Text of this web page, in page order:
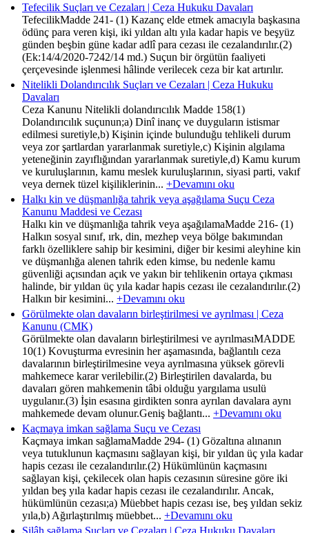
Tefecilik Suçları ve Cezaları | Ceza Hukuku Davaları
TefecilikMadde 241- (1) Kazanç elde etmek amacıyla başkasına
ödünç para veren kişi, iki yıldan altı yıla kadar hapis ve beşyüz
günden beşbin güne kadar adlî para cezası ile cezalandırılır.(2)
(Ek:14/4/2020-7242/14 md.) Suçun bir örgütün faaliyeti
çerçevesinde işlenmesi hâlinde verilecek ceza bir kat artırılır.
Nitelikli Dolandırıcılık Suçları ve Cezaları | Ceza Hukuku
Davaları
Ceza Kanunu Nitelikli dolandırıcılık Madde 158(1)
Dolandırıcılık suçunun;a) Dinî inanç ve duyguların istismar
edilmesi suretiyle,b) Kişinin içinde bulunduğu tehlikeli durum
veya zor şartlardan yararlanmak suretiyle,c) Kişinin algılama
yeteneğinin zayıflığından yararlanmak suretiyle,d) Kamu kurum
ve kuruluşlarının, kamu meslek kuruluşlarının, siyasi parti, vakıf
veya dernek tüzel kişiliklerinin... +Devamını oku
Halkı kin ve düşmanlığa tahrik veya aşağılama Suçu Ceza
Kanunu Maddesi ve Cezası
Halkı kin ve düşmanlığa tahrik veya aşağılamaMadde 216- (1)
Halkın sosyal sınıf, ırk, din, mezhep veya bölge bakımından
farklı özelliklere sahip bir kesimini, diğer bir kesimi aleyhine kin
ve düşmanlığa alenen tahrik eden kimse, bu nedenle kamu
güvenliği açısından açık ve yakın bir tehlikenin ortaya çıkması
halinde, bir yıldan üç yıla kadar hapis cezası ile cezalandırılır.(2)
Halkın bir kesimini... +Devamını oku
Görülmekte olan davaların birleştirilmesi ve ayrılması | Ceza
Kanunu (CMK)
Görülmekte olan davaların birleştirilmesi ve ayrılmasıMADDE
10(1) Kovuşturma evresinin her aşamasında, bağlantılı ceza
davalarının birleştirilmesine veya ayrılmasına yüksek görevli
mahkemece karar verilebilir.(2) Birleştirilen davalarda, bu
davaları gören mahkemenin tâbi olduğu yargılama usulü
uygulanır.(3) İşin esasına girdikten sonra ayrılan davalara aynı
mahkemede devam olunur.Geniş bağlantı... +Devamını oku
Kaçmaya imkan sağlama Suçu ve Cezası
Kaçmaya imkan sağlamaMadde 294- (1) Gözaltına alınanın
veya tutuklunun kaçmasını sağlayan kişi, bir yıldan üç yıla kadar
hapis cezası ile cezalandırılır.(2) Hükümlünün kaçmasını
sağlayan kişi, çekilecek olan hapis cezasının süresine göre iki
yıldan beş yıla kadar hapis cezası ile cezalandırılır. Ancak,
hükümlünün cezası;a) Müebbet hapis cezası ise, beş yıldan sekiz
yıla,b) Ağırlaştırılmış müebbet... +Devamını oku
Silâh sağlama Suçları ve Cezaları | Ceza Hukuku Davaları